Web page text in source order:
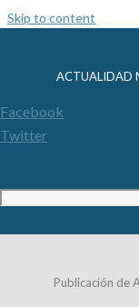
Skip to content
ACTUALIDAD
Facebook
Twitter
Publicación de